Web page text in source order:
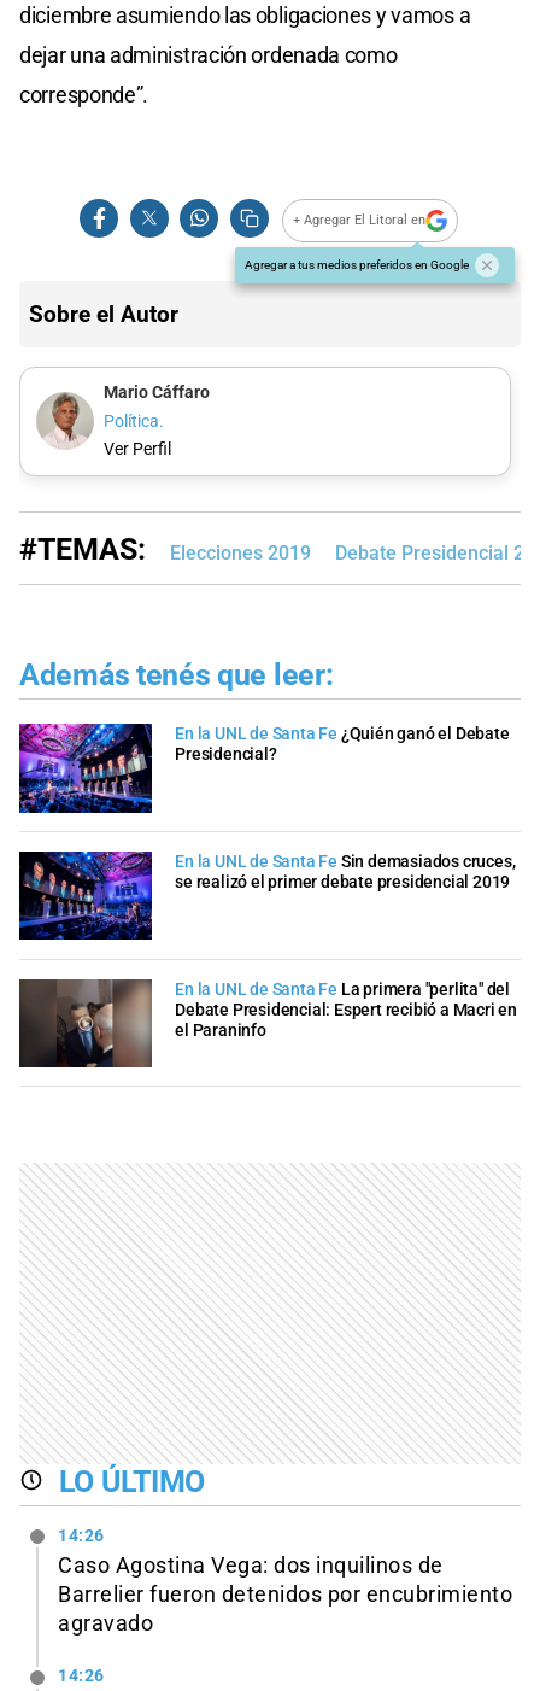
diciembre asumiendo las obligaciones y vamos a
dejar una administración ordenada como
corresponde”.
+ Agregar El Litoral en
Agregar a tus medios preferidos en Google
Sobre el Autor
Mario Cáffaro
Política.
Ver Perfil
#TEMAS: Elecciones 2019 Debate Presidencial
Además tenés que leer:
En la UNL de Santa Fe ¿Quién ganó el Debate
Presidencial?
En la UNL de Santa Fe Sin demasiados cruces,
se realizó el primer debate presidencial 2019
En la UNL de Santa Fe La primera "perlita" del
Debate Presidencial: Espert recibió a Macri en
el Paraninfo
LO ÚLTIMO
14:26
Caso Agostina Vega: dos inquilinos de
Barrelier fueron detenidos por encubrimiento
agravado
14:26